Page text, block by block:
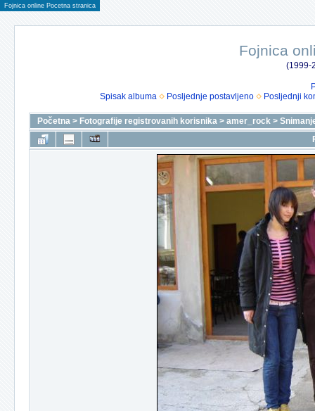
Fojnica online Pocetna stranica
Fojnica
(1999-
Spisak albuma
Posljednje postavljeno Posljednji
Početna > Fotografije registrovanih korisnika > amer_rock >